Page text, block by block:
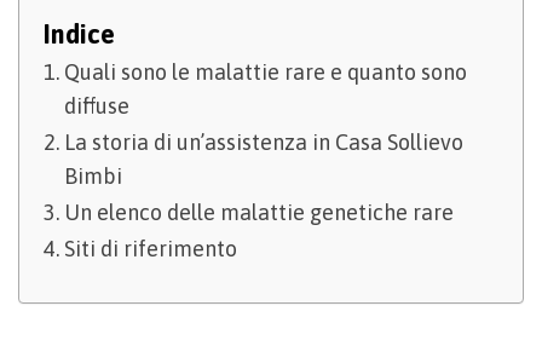
Indice
Quali sono le malattie rare e quanto sono
diffuse
La storia di un’assistenza in Casa Sollievo
Bimbi
Un elenco delle malattie genetiche rare
Siti di riferimento